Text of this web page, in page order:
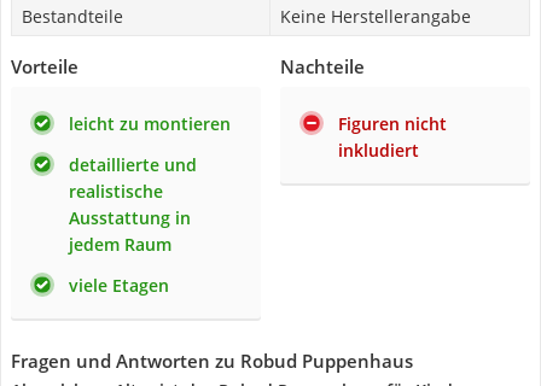
Bestandteile
Keine Herstellerangabe
Vorteile
leicht zu montieren
detaillierte und
realistische
Ausstattung in
jedem Raum
viele Etagen
Nachteile
Figuren nicht
inkludiert
Fragen und Antworten zu Robud Puppenhaus